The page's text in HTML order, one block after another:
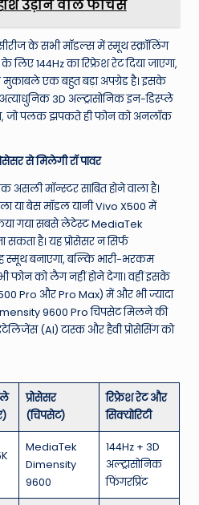
उड़ाने वाले फीचर्स
के सभी मॉडल्स में स्मूथ स्क्रॉलिंग
144Hz का रिफ्रेश रेट दिया जाएगा,
एक बहुत बड़ा अपग्रेड है। इसके
3D अल्ट्रासोनिक इन-डिस्प्ले
जो पलक झपकते ही फोन को अनलॉक
से मिलेगी रॉ पावर
मॉन्स्टर साबित होने वाला है।
या बेस मॉडल यानी Vivo X500 में
गया सबसे लेटेस्ट MediaTek
है। यह प्रोसेसर न सिर्फ
स्मूथ बनाएगा, बल्कि भारी-भरकम
फोन को लैग नहीं होने देगा। वहीं इसके
Pro और Pro Max) में और भी ज्यादा
9600 Pro चिपसेट मिलने की
(AI) टास्क और हैवी प्रोसेसिंग को
प्रोसेसर
(चिपसेट)
रिफ्रेश रेट और
सिक्योरिटी
MediaTek
Dimensity
9600
144Hz + 3D
अल्ट्रासोनिक
फिंगरप्रिंट